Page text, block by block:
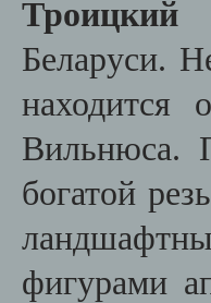
Троицкий
Беларуси.
находится
Вильнюса.
богатой
фигурами